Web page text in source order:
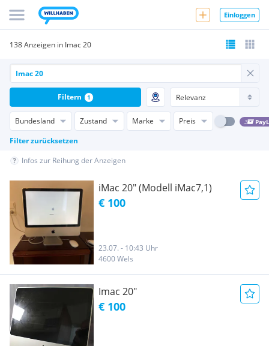
Einloggen
138 Anzeigen in Imac 20
Bundesland Zustand Marke Preis
Filter zurücksetzen
Filtern 1
Infos zur Reihung der Anzeigen
iMac 20" (Modell iMac7,1)
€ 100
23.07. - 10:43 Uhr
4600 Wels
Imac 20"
€ 100